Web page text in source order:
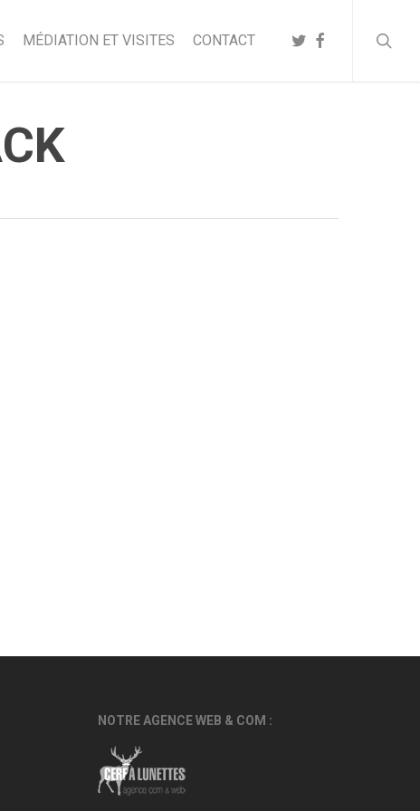
MÉDIATION ET VISITES CONTACT TWITTER
FACEBOOK
NOTRE AGENCE WEB & COM :